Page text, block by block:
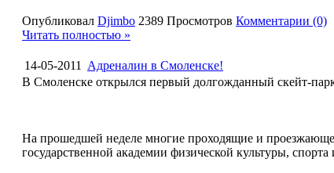
Опубликовал Djimbo 2389 Просмотров Комментарии (0)
Читать полностью »
14-05-2011
Адреналин в Смоленске!
В Смоленске открылся первый долгожданный скейт-
На прошедшей неделе многие проходящие и
государственной академии физической культуры,